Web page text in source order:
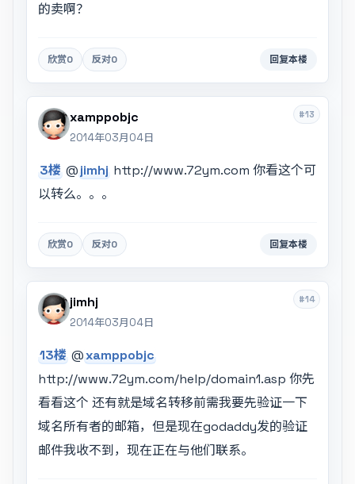
的卖啊？
欣赏0 反对0 回复本楼
#13
xamppobjc
2014年03月04日
3楼 @jimhj http://www.72ym.com 你看这个可
以转么。。。
欣赏0 反对0 回复本楼
#14
jimhj
2014年03月04日
13楼 @xamppobjc
http://www.72ym.com/help/domain1.asp 你先
看看这个 还有就是域名转移前需我要先验证一下
域名所有者的邮箱，但是现在godaddy发的验证
邮件我收不到，现在正在与他们联系。